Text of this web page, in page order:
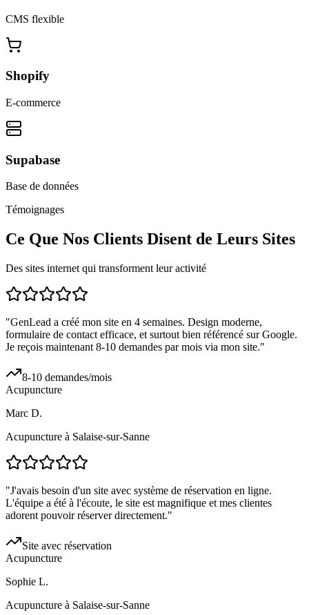
CMS flexible
Shopify
E-commerce
Supabase
Base de données
Témoignages
Ce Que Nos Clients Disent de Leurs Sites
Des sites internet qui transforment leur activité
"GenLead a créé mon site en 4 semaines. Design moderne,
formulaire de contact efficace, et surtout bien référencé sur Google.
Je reçois maintenant 8-10 demandes par mois via mon site."
8-10 demandes/mois
Acupuncture
Marc D.
Acupuncture à Salaise-sur-Sanne
"J'avais besoin d'un site avec système de réservation en ligne.
L'équipe a été à l'écoute, le site est magnifique et mes clientes
adorent pouvoir réserver directement."
Site avec réservation
Acupuncture
Sophie L.
Acupuncture à Salaise-sur-Sanne